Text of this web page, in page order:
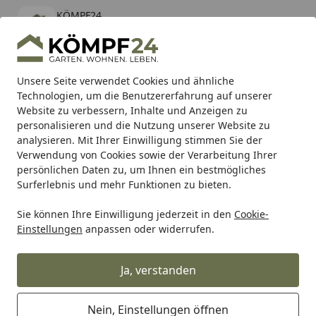
Unsere Seite verwendet Cookies und ähnliche
Technologien, um die Benutzererfahrung auf unserer
Website zu verbessern, Inhalte und Anzeigen zu
personalisieren und die Nutzung unserer Website zu
analysieren. Mit Ihrer Einwilligung stimmen Sie der
Verwendung von Cookies sowie der Verarbeitung Ihrer
persönlichen Daten zu, um Ihnen ein bestmögliches
Surferlebnis und mehr Funktionen zu bieten.
Sie können Ihre Einwilligung jederzeit in den Cookie-
Einstellungen anpassen oder widerrufen.
Ja, verstanden
Nein, Einstellungen öffnen
KÖMPF24
kostenlos - Im App Store
Hotline
Alle Produkte
Mein Konto
Suchen
Karibu Pools inkl. gratis Sandfilteranlage & Pool-
Starterset (Gesamtwert bis 468,99€)
Startseite
Grill Weber REGENSAMMLER F. SEITENBRENNER SUMMIT
Weber REGENSAMMLER F.
SEITENBRENNER SUMMIT GRILL
CENTER (85569)